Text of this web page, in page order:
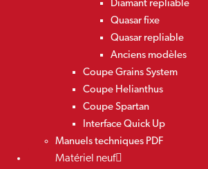
Diamant repliable
Quasar fixe
Quasar repliable
Anciens modèles
Coupe Grains System
Coupe Helianthus
Coupe Spartan
Interface Quick Up
Manuels techniques PDF
Matériel neuf